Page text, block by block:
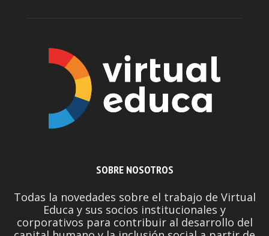
SOBRE NOSOTROS
Todas la novedades sobre el trabajo de Virtual
Educa y sus socios institucionales y
corporativos para contribuir al desarrollo del